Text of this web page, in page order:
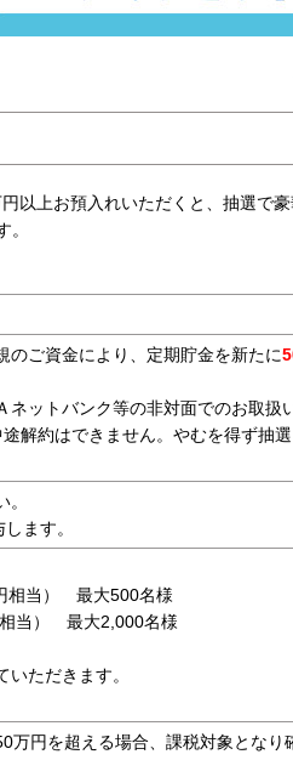
以上お預入れいただくと、抽選で豪
のご資金により、定期貯金を新たに
ットバンク等の非対面でのお取扱
解約はできません。やむを得ず抽
ます。
相当） 最大500名様
当） 最大2,000名様
ただきます。
円を超える場合、課税対象となり